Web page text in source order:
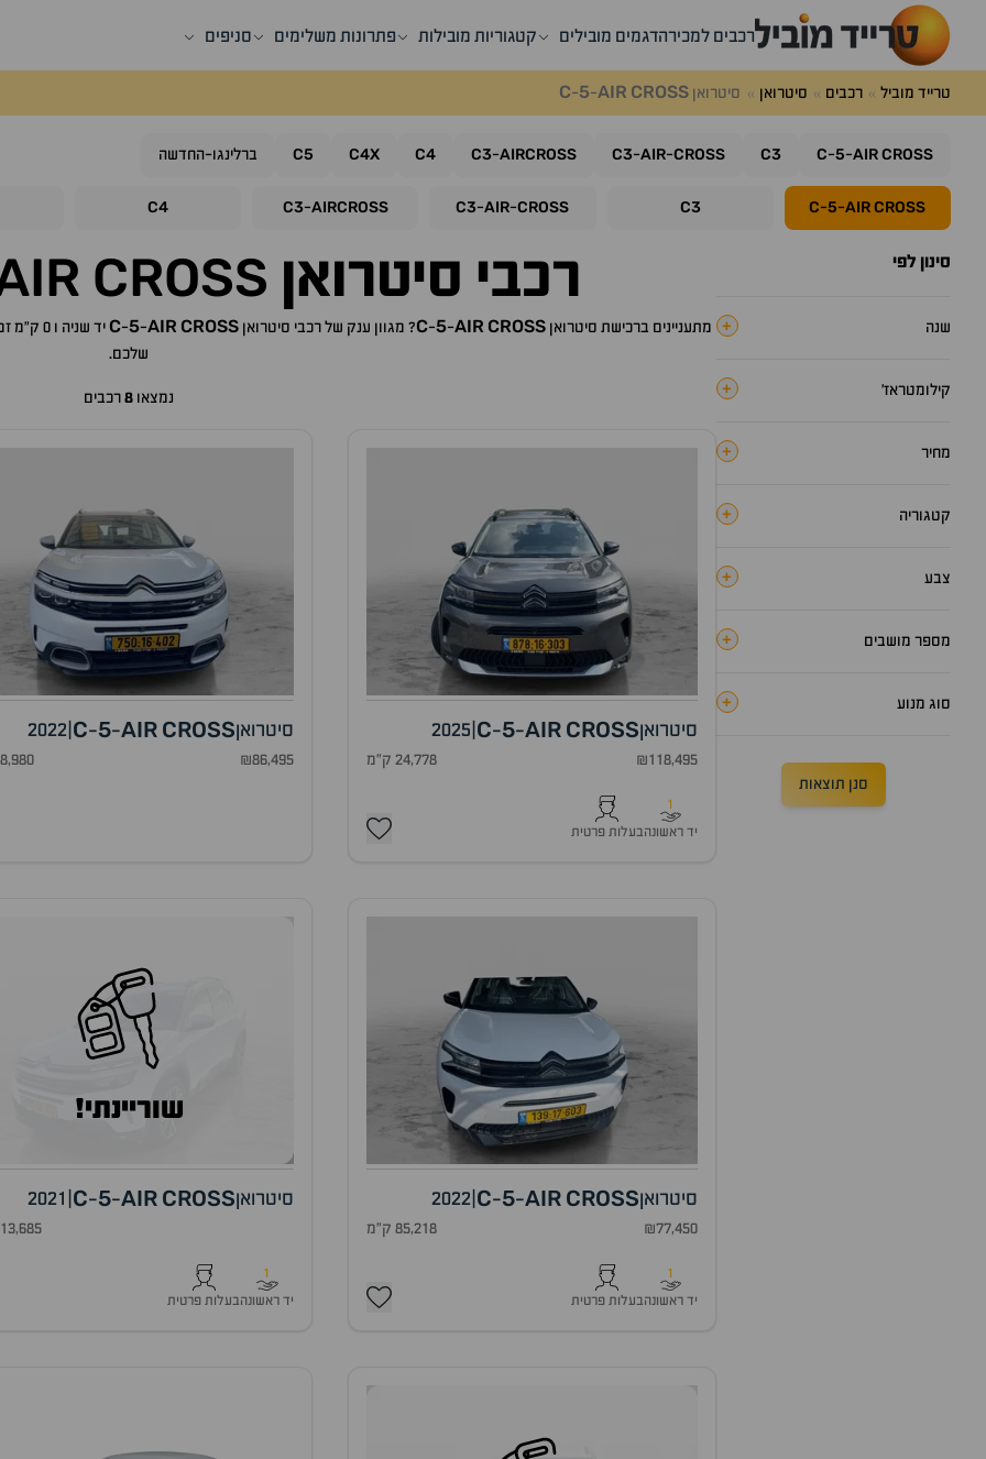
רכבים למכירהדגמים מובילים קטגוריות מובילות פתרונות משלימים סניפים
טרייד מוביל רכבים סיטרואן סיטרואן C-5-AIR CROSS
C-5-AIRCROSS
C3
C3-AIR-CROSS
C3-AIRCROSS
C4
C4X
C5 ברלינגו-החדשה
C-5-AIRCROSS
C3
C3-AIR-CROSS
C3-AIRCROSS
C4
סינון לפי
שנה +
קילומטראז׳ +
מחיר +
קטגוריה +
צבע +
מספר מושבים +
סוג מנוע +
סנן תוצאות
רכבי סיטרואן CROSS
מתעניינים ברכישת סיטרואן C-5-AIR CROSS ? מגוון ענק של רכבי סיטרואן C-5-AIR CROSS
יד שניה ו 0 ק"מ זמינים לרכישה באתר, לכם רק נותר לבחור את ה
שלכם.
נמצאו 8רכבים
סיטרואן C-5-AIR CROSS
2025
₪118,495 24,778 ק"מ
1
יד ראשונהבעלות פרטית
סיטרואן C-5-AIR CROSS
2022
₪86,495
98,980
סיטרואן C-5-AIR CROSS
|
2022
₪77,450 85,218 ק"מ
1
יד ראשונהבעלות פרטית
שוריינתי!
סיטרואן C-5-AIR CROSS
2021
113,685
1
יד ראשונהבעלות פרטית